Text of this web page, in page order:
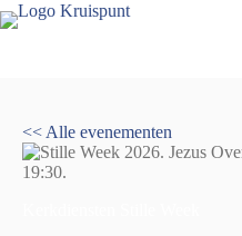
Ga
naar
<< Alle evenementen